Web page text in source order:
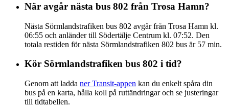
När avgår nästa bus 802 från Trosa Hamn?
Nästa Sörmlandstrafiken bus 802 avgår från Trosa Hamn kl.
06:55 och anländer till Södertälje Centrum kl. 07:52. Den
totala restiden för nästa Sörmlandstrafiken 802 bus är 57 min.
Kör Sörmlandstrafiken bus 802 i tid?
Genom att ladda ner Transit-appen kan du enkelt spåra din
bus på en karta, hålla koll på ruttändringar och se justeringar
till tidtabellen.